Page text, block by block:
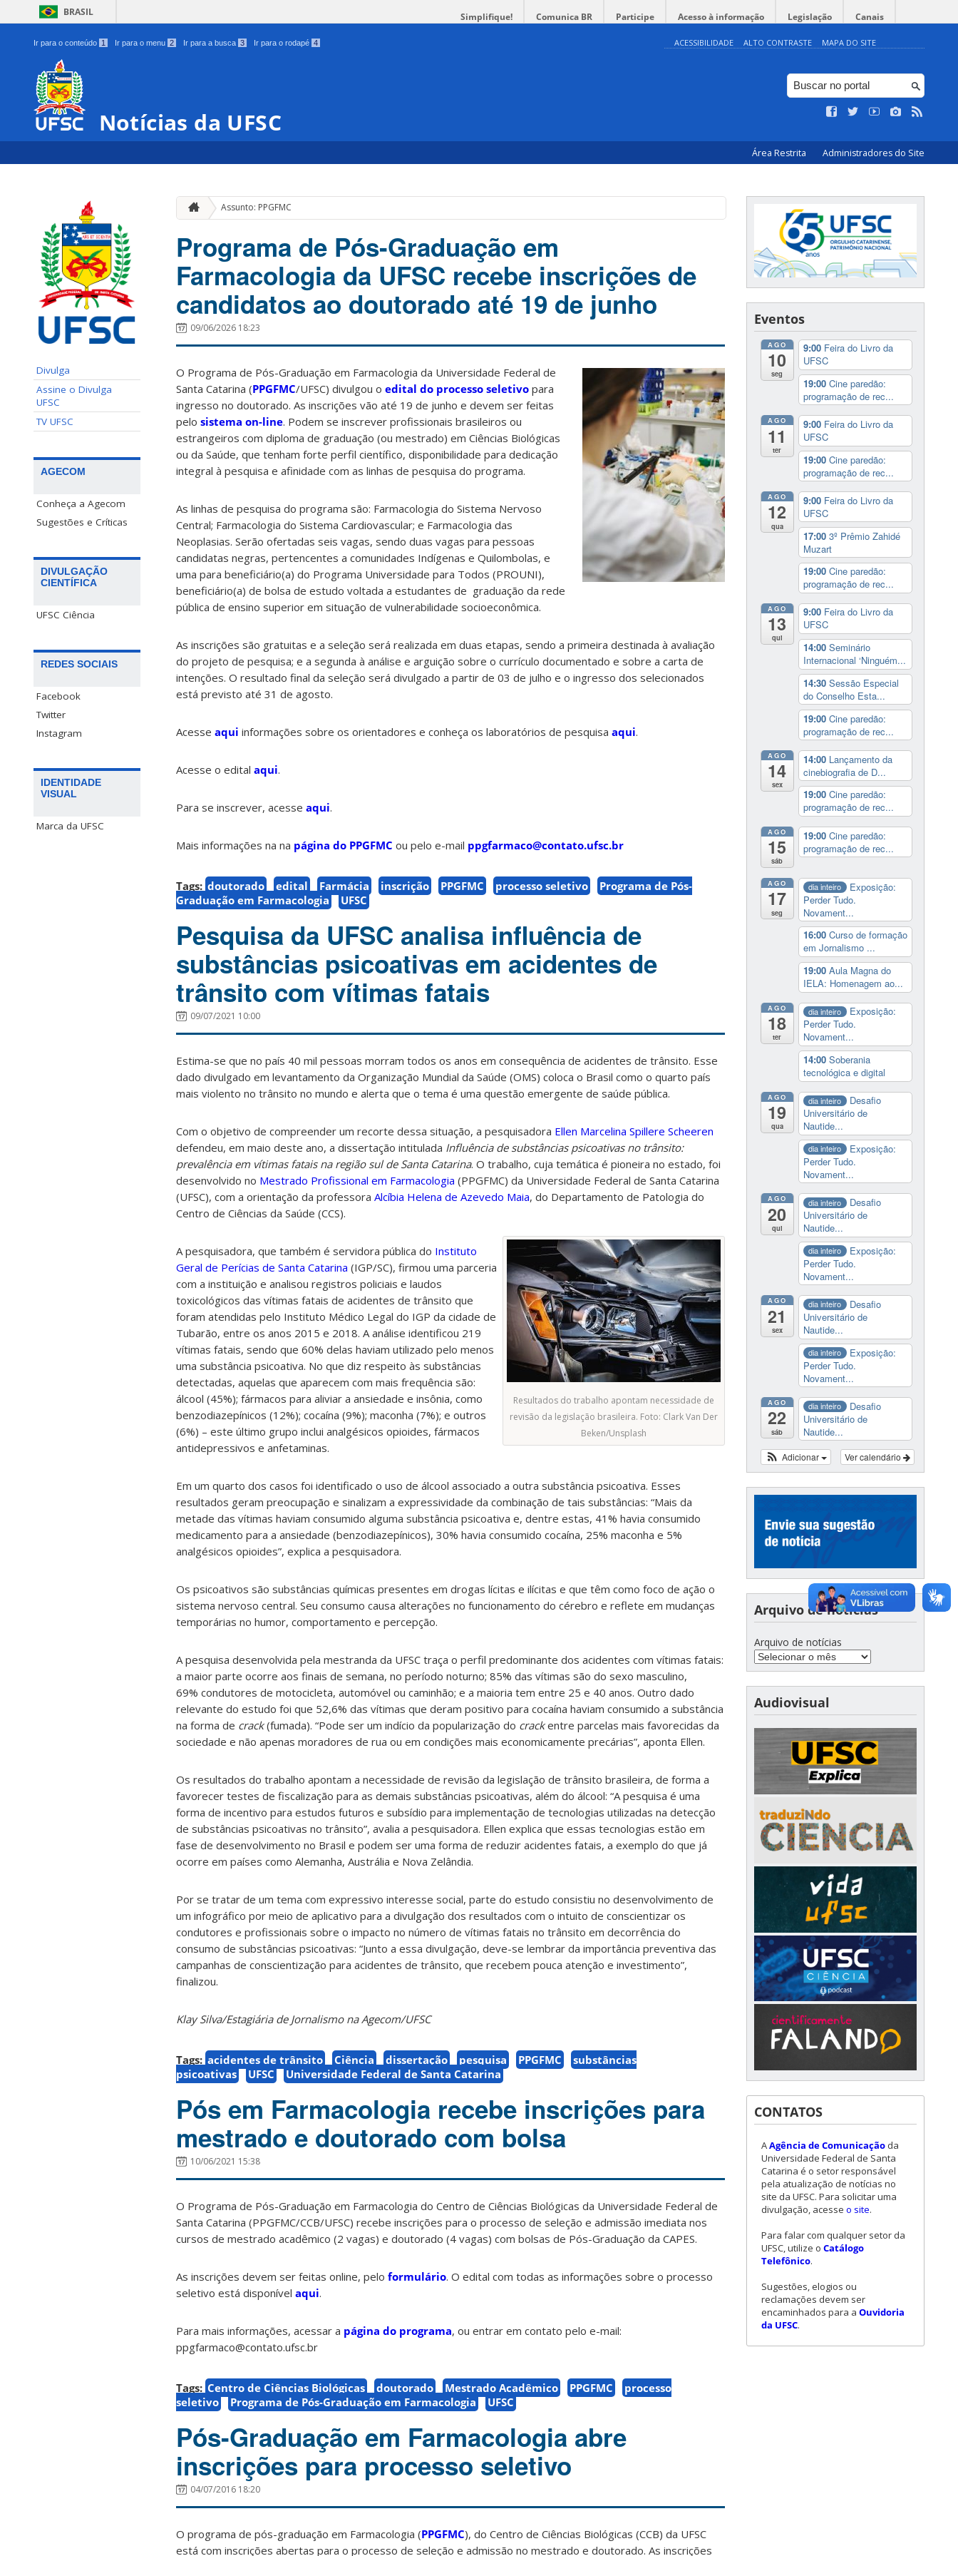
BRASIL Simplifique! Comunica BR Participe Acesso à informação Legislação Canais
Ir para o conteúdo 1 Ir para o menu 2 Ir para a busca 3 Ir para o rodapé 4 ACESSIBILIDADE ALTO CONTRASTE MAPA DO SITE
Notícias da UFSC
Área Restrita Administradores do Site
Divulga
Assine o Divulga
UFSC
TV UFSC
AGECOM
Conheça a Agecom
Sugestões e Críticas
DIVULGAÇÃO
CIENTÍFICA
UFSC Ciência
REDES SOCIAIS
Facebook
Twitter
Instagram
IDENTIDADE
VISUAL
Marca da UFSC
Assunto: PPGFMC
Programa de Pós-Graduação em
Farmacologia da UFSC recebe inscrições de
candidatos ao doutorado até 19 de junho
09/06/2026 18:23
O Programa de Pós-Graduação em Farmacologia da Universidade Federal de
Santa Catarina (PPGFMC/UFSC) divulgou o edital do processo seletivo para
ingresso no doutorado. As inscrições vão até 19 de junho e devem ser feitas
pelo sistema on-line. Podem se inscrever profissionais brasileiros ou
estrangeiros com diploma de graduação (ou mestrado) em Ciências Biológicas
ou da Saúde, que tenham forte perfil científico, disponibilidade para dedicação
integral à pesquisa e afinidade com as linhas de pesquisa do programa.
As linhas de pesquisa do programa são: Farmacologia do Sistema Nervoso
Central; Farmacologia do Sistema Cardiovascular; e Farmacologia das
Neoplasias. Serão ofertadas seis vagas, sendo duas vagas para pessoas
candidatas negras, pertencentes a comunidades Indígenas e Quilombolas, e
uma para beneficiário(a) do Programa Universidade para Todos (PROUNI),
beneficiário(a) de bolsa de estudo voltada a estudantes de graduação da rede
pública de ensino superior em situação de vulnerabilidade socioeconômica.
As inscrições são gratuitas e a seleção será realizada em duas etapas, sendo a primeira destinada à avaliação
do projeto de pesquisa; e a segunda à análise e arguição sobre o currículo documentado e sobre a carta de
intenções. O resultado final da seleção será divulgado a partir de 03 de julho e o ingresso dos selecionados
está previsto até 31 de agosto.
Acesse aqui informações sobre os orientadores e conheça os laboratórios de pesquisa aqui.
Acesse o edital aqui.
Para se inscrever, acesse aqui.
Mais informações na na página do PPGFMC ou pelo e-mail ppgfarmaco@contato.ufsc.br
Tags: doutorado edital Farmácia inscrição PPGFMC processo seletivo
Programa de Pós-
Graduação em Farmacologia
UFSC
Pesquisa da UFSC analisa influência de
substâncias psicoativas em acidentes de
trânsito com vítimas fatais
09/07/2021 10:00
Estima-se que no país 40 mil pessoas morram todos os anos em consequência de acidentes de trânsito. Esse
dado divulgado em levantamento da Organização Mundial da Saúde (OMS) coloca o Brasil como o quarto país
mais violento no trânsito no mundo e alerta que o tema é uma questão emergente de saúde pública.
Com o objetivo de compreender um recorte dessa situação, a pesquisadora Ellen Marcelina Spillere Scheeren
defendeu, em maio deste ano, a dissertação intitulada Influência de substâncias psicoativas no trânsito:
prevalência em vítimas fatais na região sul de Santa Catarina. O trabalho, cuja temática é pioneira no estado, foi
desenvolvido no Mestrado Profissional em Farmacologia (PPGFMC) da Universidade Federal de Santa Catarina
(UFSC), com a orientação da professora Alcíbia Helena de Azevedo Maia, do Departamento de Patologia do
Centro de Ciências da Saúde (CCS).
Resultados do trabalho apontam necessidade de
revisão da legislação brasileira. Foto: Clark Van Der
Beken/Unsplash
A pesquisadora, que também é servidora pública do Instituto
Geral de Perícias de Santa Catarina (IGP/SC), firmou uma parceria
com a instituição e analisou registros policiais e laudos
toxicológicos das vítimas fatais de acidentes de trânsito que
foram atendidas pelo Instituto Médico Legal do IGP da cidade de
Tubarão, entre os anos 2015 e 2018. A análise identificou 219
vítimas fatais, sendo que 60% delas haviam utilizado pelo menos
uma substância psicoativa. No que diz respeito às substâncias
detectadas, aquelas que aparecem com mais frequência são:
álcool (45%); fármacos para aliviar a ansiedade e insônia, como
benzodiazepínicos (12%); cocaína (9%); maconha (7%); e outros
(6%) – este último grupo inclui analgésicos opioides, fármacos
antidepressivos e anfetaminas.
Em um quarto dos casos foi identificado o uso de álcool associado a outra substância psicoativa. Esses
resultados geram preocupação e sinalizam a expressividade da combinação de tais substâncias: “Mais da
metade das vítimas haviam consumido alguma substância psicoativa e, dentre estas, 41% havia consumido
medicamento para a ansiedade (benzodiazepínicos), 30% havia consumido cocaína, 25% maconha e 5%
analgésicos opioides”, explica a pesquisadora.
Os psicoativos são substâncias químicas presentes em drogas lícitas e ilícitas e que têm como foco de ação o
sistema nervoso central. Seu consumo causa alterações no funcionamento do cérebro e reflete em mudanças
temporárias no humor, comportamento e percepção.
A pesquisa desenvolvida pela mestranda da UFSC traça o perfil predominante dos acidentes com vítimas fatais:
a maior parte ocorre aos finais de semana, no período noturno; 85% das vítimas são do sexo masculino,
69% condutores de motocicleta, automóvel ou caminhão; e a maioria tem entre 25 e 40 anos. Outro dado
relevante do estudo foi que 52,6% das vítimas que deram positivo para cocaína haviam consumido a substância
na forma de crack(fumada). “Pode ser um indício da popularização do crackentre parcelas mais favorecidas da
sociedade e não apenas moradores de rua ou em condições mais economicamente precárias”, aponta Ellen.
Os resultados do trabalho apontam a necessidade de revisão da legislação de trânsito brasileira, de forma a
favorecer testes de fiscalização para as demais substâncias psicoativas, além do álcool: “A pesquisa é uma
forma de incentivo para estudos futuros e subsídio para implementação de tecnologias utilizadas na detecção
de substâncias psicoativas no trânsito”, avalia a pesquisadora. Ellen explica que essas tecnologias estão em
fase de desenvolvimento no Brasil e podem ser uma forma de reduzir acidentes fatais, a exemplo do que já
ocorre em países como Alemanha, Austrália e Nova Zelândia.
Por se tratar de um tema com expressivo interesse social, parte do estudo consistiu no desenvolvimento de
um infográfico por meio de aplicativo para a divulgação dos resultados com o intuito de conscientizar os
condutores e profissionais sobre o impacto no número de vítimas fatais no trânsito em decorrência do
consumo de substâncias psicoativas: “Junto a essa divulgação, deve-se lembrar da importância preventiva das
campanhas de conscientização para acidentes de trânsito, que recebem pouca atenção e investimento”,
finalizou.
Klay Silva/Estagiária de Jornalismo na Agecom/UFSC
Tags: acidentes de trânsito Ciência dissertação pesquisa PPGFMC
substâncias
psicoativas
UFSC Universidade Federal de Santa Catarina
Pós em Farmacologia recebe inscrições para
mestrado e doutorado com bolsa
10/06/2021 15:38
O Programa de Pós-Graduação em Farmacologia do Centro de Ciências Biológicas da Universidade Federal de
Santa Catarina (PPGFMC/CCB/UFSC) recebe inscrições para o processo de seleção e admissão imediata nos
cursos de mestrado acadêmico (2 vagas) e doutorado (4 vagas) com bolsas de Pós-Graduação da CAPES.
As inscrições devem ser feitas online, pelo formulário. O edital com todas as informações sobre o processo
seletivo está disponível aqui.
Para mais informações, acessar a página do programa, ou entrar em contato pelo e-mail:
ppgfarmaco@contato.ufsc.br
Tags: Centro de Ciências Biológicas doutorado Mestrado Acadêmico PPGFMC
processo
seletivo
Programa de Pós-Graduação em Farmacologia UFSC
Pós-Graduação em Farmacologia abre
inscrições para processo seletivo
04/07/2016 18:20
O programa de pós-graduação em Farmacologia (PPGFMC), do Centro de Ciências Biológicas (CCB) da UFSC
está com inscrições abertas para o processo de seleção e admissão no mestrado e doutorado. As inscrições
Eventos
AGO
10
seg
9:00 Feira do Livro da
UFSC
19:00 Cine paredão:
programação de rec...
AGO
11
ter
9:00 Feira do Livro da
UFSC
19:00 Cine paredão:
programação de rec...
AGO
12
qua
9:00 Feira do Livro da
UFSC
17:00 3º Prêmio Zahidé
Muzart
19:00 Cine paredão:
programação de rec...
AGO
13
qui
9:00 Feira do Livro da
UFSC
14:00 Seminário
Internacional ‘Ninguém...
14:30 Sessão Especial
do Conselho Esta...
19:00 Cine paredão:
programação de rec...
AGO
14
sex
14:00 Lançamento da
cinebiografia de D...
19:00 Cine paredão:
programação de rec...
AGO
15
sáb
19:00 Cine paredão:
programação de rec...
AGO
17
seg
dia inteiro
Exposição:
Perder Tudo.
Novament...
16:00 Curso de formação
em Jornalismo ...
19:00 Aula Magna do
IELA: Homenagem ao...
AGO
18
ter
dia inteiro
Exposição:
Perder Tudo.
Novament...
14:00 Soberania
tecnológica e digital
AGO
19
qua
dia inteiro
Desafio
Universitário de
Nautide...
dia inteiro
Exposição:
Perder Tudo.
Novament...
AGO
20
qui
dia inteiro
Desafio
Universitário de
Nautide...
dia inteiro
Exposição:
Perder Tudo.
Novament...
AGO
21
sex
dia inteiro
Desafio
Universitário de
Nautide...
dia inteiro
Exposição:
Perder Tudo.
Novament...
AGO
22
sáb
dia inteiro
Desafio
Universitário de
Nautide...
Ver calendário
Adicionar
Arquivo de notícias
Arquivo de notícias
Audiovisual
CONTATOS
AAgência de Comunicação da
Universidade Federal de Santa
Catarina é o setor responsável
pela atualização de notícias no
site da UFSC. Para solicitar uma
divulgação, acesse o site.
Para falar com qualquer setor da
UFSC, utilize o Catálogo
Telefônico.
Sugestões, elogios ou
reclamações devem ser
encaminhados para a Ouvidoria
da UFSC.